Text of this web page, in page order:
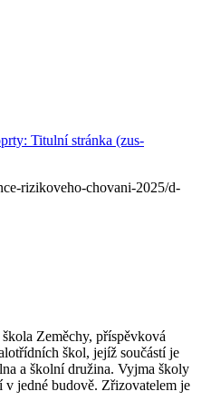
Titulní stránka (zus-
rizikoveho-chovani-2025/d-
Zeměchy, příspěvková
škol, jejíž součástí je
a školní družina. Vyjma školy
v jedné budově. Zřizovatelem je